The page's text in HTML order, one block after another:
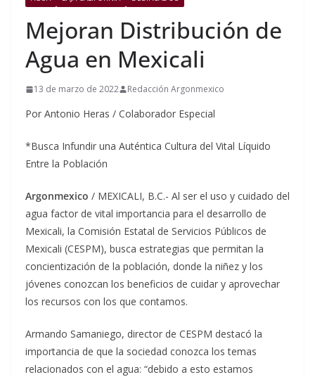
Mejoran Distribución de
Agua en Mexicali
13 de marzo de 2022 Redacción Argonmexico
Por Antonio Heras / Colaborador Especial
*Busca Infundir una Auténtica Cultura del Vital Líquido
Entre la Población
Argonmexico / MEXICALI, B.C.- Al ser el uso y cuidado del
agua factor de vital importancia para el desarrollo de
Mexicali, la Comisión Estatal de Servicios Públicos de
Mexicali (CESPM), busca estrategias que permitan la
concientización de la población, donde la niñez y los
jóvenes conozcan los beneficios de cuidar y aprovechar
los recursos con los que contamos.
Armando Samaniego, director de CESPM destacó la
importancia de que la sociedad conozca los temas
relacionados con el agua: “debido a esto estamos